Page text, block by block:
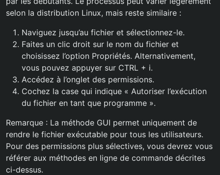
selon la distribution Linux, mais reste similaire :
Naviguez jusqu’au fichier et sélectionnez-le.
Faites un clic droit sur le nom du fichier et
choisissez l’option Propriétés. Alternativement,
vous pouvez appuyer sur CTRL + i.
Accédez à l’onglet des permissions.
Cochez la case qui indique « Autoriser l’exécution
du fichier en tant que programme ».
Remarque : La méthode GUI permet uniquement de
rendre le fichier exécutable pour tous les utilisateurs.
Pour des permissions plus sélectives, vous devrez vous
référer aux méthodes en ligne de commande décrites
ci-dessus.